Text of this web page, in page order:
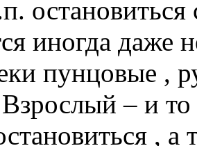
иногда даже
пунцовые ,
– и
,